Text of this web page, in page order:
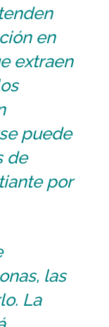
en
extraen
puede
de
por
las
La